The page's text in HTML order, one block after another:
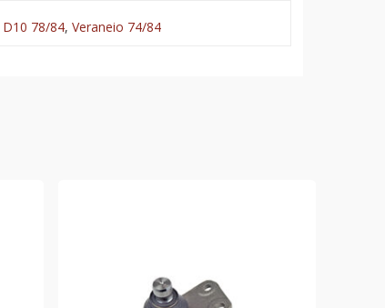
D10 78/84, Veraneio 74/84